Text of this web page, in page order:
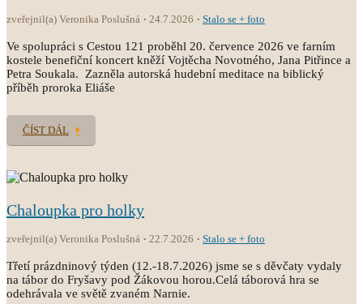
zveřejnil(a) Veronika Poslušná 24.7.2026 Stalo se + foto
Ve spolupráci s Cestou 121 proběhl 20. července 2026 ve farním
kostele benefiční koncert kněží Vojtěcha Novotného, Jana Pitřince a
Petra Soukala. Zazněla autorská hudební meditace na biblický
příběh proroka Eliáše
ČÍST DÁL
Chaloupka pro holky
zveřejnil(a) Veronika Poslušná 22.7.2026 Stalo se + foto
Třetí prázdninový týden (12.-18.7.2026) jsme se s děvčaty vydaly
na tábor do Fryšavy pod Žákovou horou.Celá táborová hra se
odehrávala ve světě zvaném Narnie.